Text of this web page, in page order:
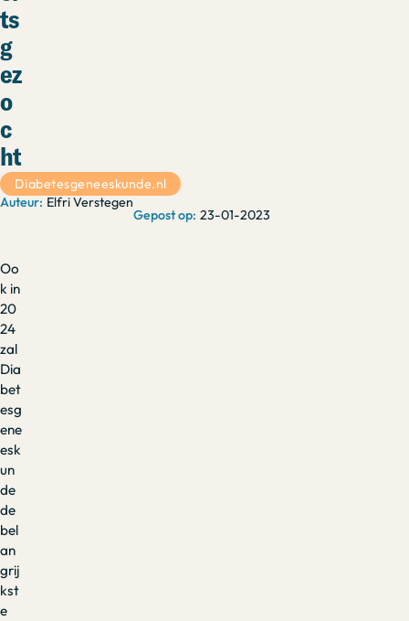
ts
g
ez
o
c
ht
Elfri Verstegen
23-01-2023
Diabetesgeneeskunde.nl
Oo
k in
20
24
zal
Dia
bet
esg
ene
esk
un
de
de
bel
an
grij
kst
e